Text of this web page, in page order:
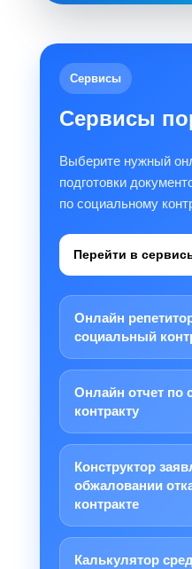
Сервисы
Сервисы
Выберите нужный
подготовки
по социальному
Перейти в
Онлайн
социальный
Онлайн отчет по
контракту
Конструктор
обжаловании
контракте
Калькулятор